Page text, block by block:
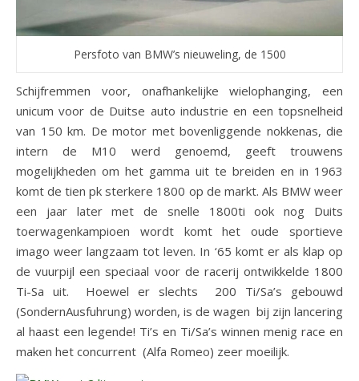
Persfoto van BMW’s nieuweling, de 1500
Schijfremmen voor, onafhankelijke wielophanging, een
unicum voor de Duitse auto industrie en een topsnelheid
van 150 km. De motor met bovenliggende nokkenas, die
intern de M10 werd genoemd, geeft trouwens
mogelijkheden om het gamma uit te breiden en in 1963
komt de tien pk sterkere 1800 op de markt. Als BMW weer
een jaar later met de snelle 1800ti ook nog Duits
toerwagenkampioen wordt komt het oude sportieve
imago weer langzaam tot leven. In ‘65 komt er als klap op
de vuurpijl een speciaal voor de racerij ontwikkelde 1800
Ti-Sa uit. Hoewel er slechts 200 Ti/Sa’s gebouwd
(SondernAusfuhrung) worden, is de wagen bij zijn lancering
al haast een legende! Ti’s en Ti/Sa’s winnen menig race en
maken het concurrent (Alfa Romeo) zeer moeilijk.